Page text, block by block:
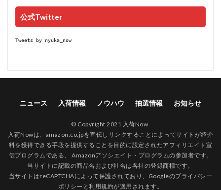
公式Twitter
Tweets by nyuka_now
ニュース 入荷情報 ノウハウ 抽選情報 お知らせ
© Copyright 2021 入荷Now.
入荷Nowは、amazon.co.jpを宣伝しリンクすることによってサイトが紹介
料を獲得できる手段を提供することを目的に設定されたアフィリエイト宣
伝プログラムである、 Amazonアソシエイト・プログラムの参加者です。
当サイトに記載の商品名および社名は各社の登録商標です。
当サイトはreCAPTCHAによって保護されており、Googleのプライバシー
ポリシー と利用規約が適用されます。